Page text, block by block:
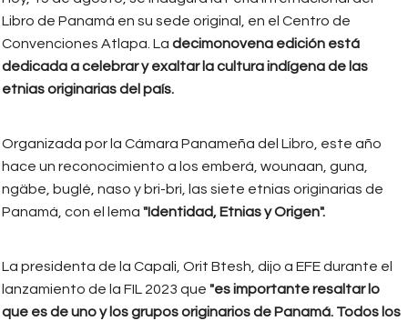
Libro de Panamá en su sede original, en el Centro de
Convenciones Atlapa. La decimonovena edición está
dedicada a celebrar y exaltar la cultura indígena de las
etnias originarias del país.
Organizada por la Cámara Panameña del Libro, este año
hace un reconocimiento a los emberá, wounaan, guna,
ngäbe, buglé, naso y bri-bri, las siete etnias originarias de
Panamá, con el lema "Identidad, Etnias y Origen".
La presidenta de la Capali, Orit Btesh, dijo a EFE durante el
lanzamiento de la FIL 2023 que "es importante resaltar lo
que es de uno y los grupos originarios de Panamá. Todos los